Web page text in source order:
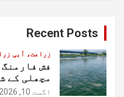
Recent Posts
زراعت، آبی
فش
مچھلی کے
اگست 10, 2026